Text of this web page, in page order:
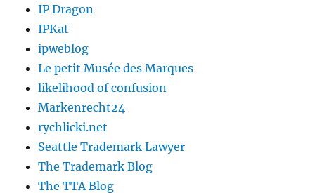
IP Dragon
IPKat
ipweblog
Le petit Musée des Marques
likelihood of confusion
Markenrecht24
rychlicki.net
Seattle Trademark Lawyer
The Trademark Blog
The TTA Blog